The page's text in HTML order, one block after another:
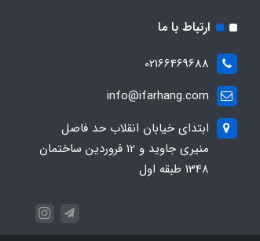
ارتباط با ما
02166469688
info@ifarhang.com
ابتداي خيابان انقلاب حد فاصل
منيري جاويد و 12 فروردين ساختمان
1348 طبقه اول